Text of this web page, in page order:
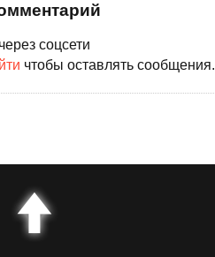
соцсети
чтобы оставлять сообщения.